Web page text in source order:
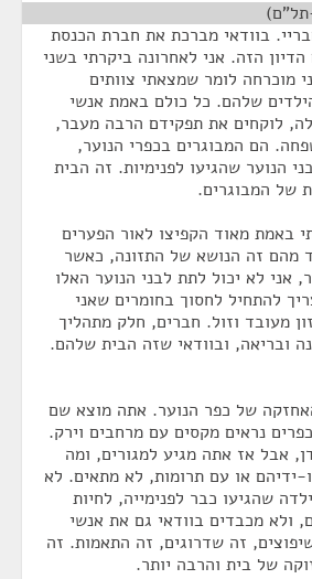
תל"ם)
בוודאי מברכת את חברת הכנסת
הזה. אני לאחרונה ביקרתי בשני
מוכרחה לומר שמצאתי צוותים
שלהם. כל כולם באמת אנשי
לוקחים את תפקידם הרבה מעבר,
הם המבוגרים בכפרי הנוער,
הנוער שהגיעו לפנימיות. זה הבית
של המבוגרים.
באמת מאוד הקפיצו לאור הפערים
מהם זה הנושא של התזונה, כאשר
אני לא יכול לתת לבני הנוער האלו
להתחיל לחסוך בחומרים שאני
מעובד וזול. חברים, חלק מתהליך
ובריאה, ובוודאי שזה הבית שלהם.
של כפר הנוער. אתה מוצא שם
נראים מקסים עם מרחבים וירק.
אבל אז אתה מגיע למגורים, ומה
ידיהם או עם תרומות, לא מתאים. לא
שהגיעו כבר לפנימייה, לחיות
ולא מכבדים בוודאי גם את אנשי
זה שדרוגים, זה התאמות. זה
של בית והרבה יותר.